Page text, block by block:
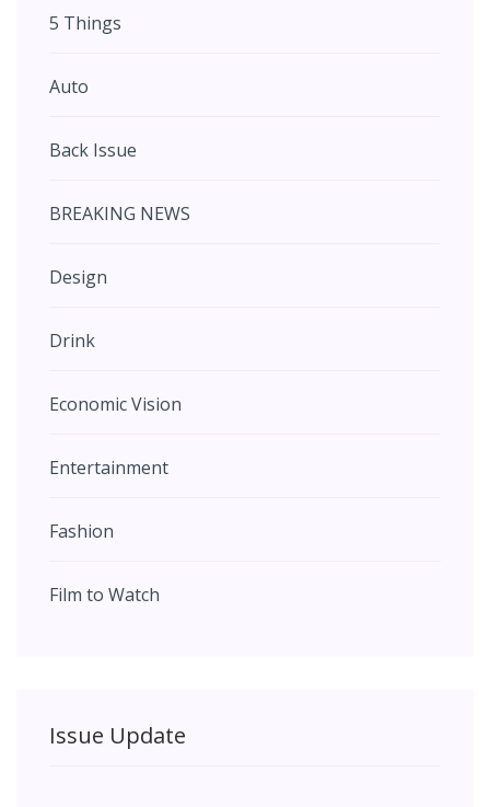
5 Things
Auto
Back Issue
BREAKING NEWS
Design
Drink
Economic Vision
Entertainment
Fashion
Film to Watch
Issue Update